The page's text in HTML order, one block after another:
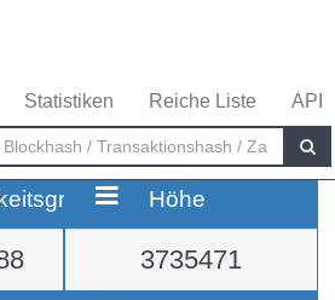
Statistiken Reiche Liste API
Höhe
3735471